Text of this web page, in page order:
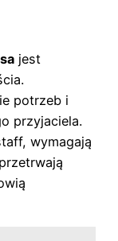
jest
potrzeb i
przyjaciela.
wymagają